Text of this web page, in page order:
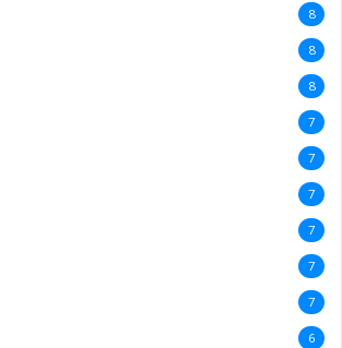
8
8
8
7
7
7
7
7
7
6